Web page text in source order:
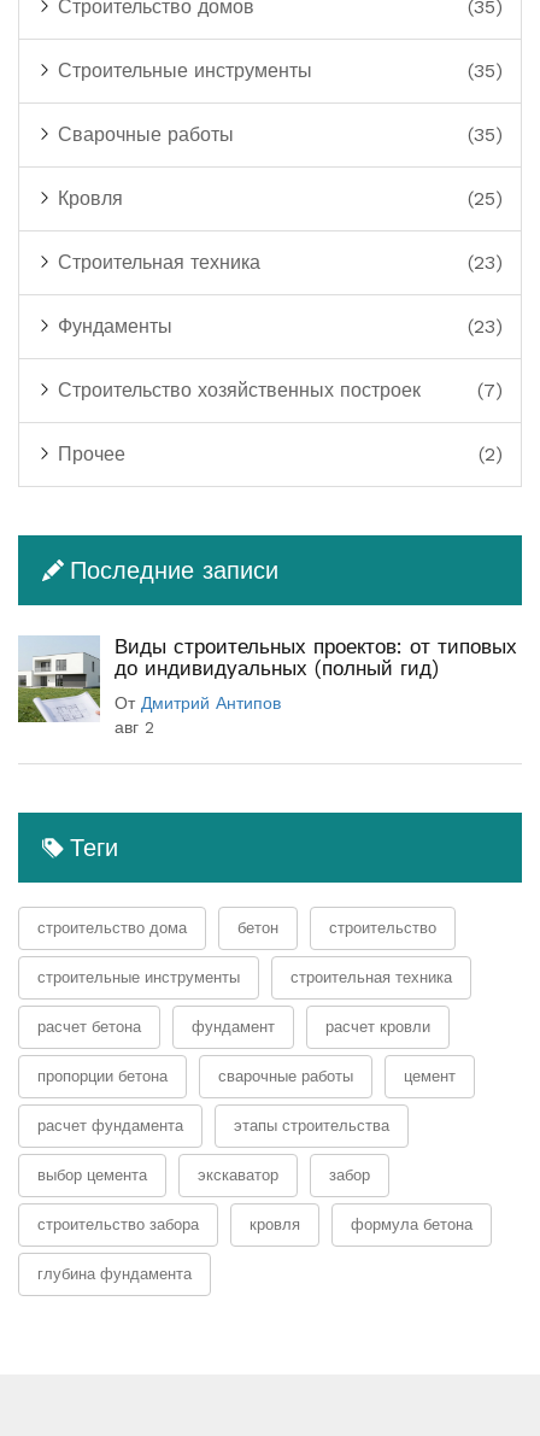
Строительство домов (35)
Строительные инструменты (35)
Сварочные работы (35)
Кровля (25)
Строительная техника (23)
Фундаменты (23)
Строительство хозяйственных построек (7)
Прочее (2)
Последние записи
Виды строительных проектов: от типовых
до индивидуальных (полный гид)
От Дмитрий Антипов
авг 2
Теги
строительство дома бетон строительство
строительные инструменты строительная техника
расчет бетона фундамент расчет кровли
пропорции бетона сварочные работы цемент
расчет фундамента этапы строительства
выбор цемента экскаватор забор
строительство забора кровля формула бетона
глубина фундамента